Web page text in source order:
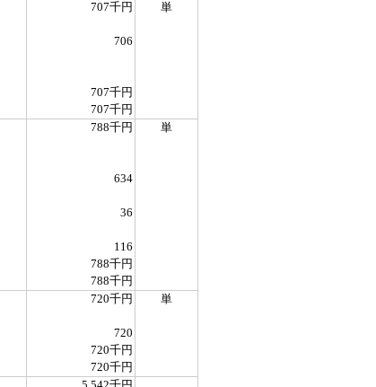
707千円
単
706
707千円
707千円
788千円
単
634
36
116
788千円
788千円
720千円
単
720
720千円
720千円